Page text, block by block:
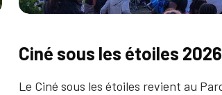
Ciné sous les étoiles 2026
Le Ciné sous les étoiles revient au